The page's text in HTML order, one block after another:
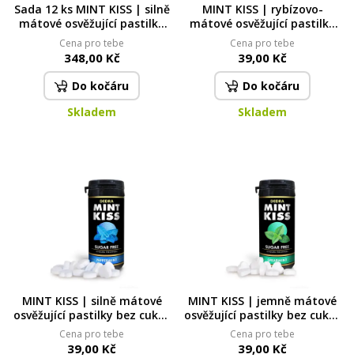
Sada 12 ks MINT KISS | silně
mátové osvěžující pastilky
bez cukru peppermint | 28 g
x 12
Cena pro tebe
348,00 Kč
Do kočáru
Skladem
MINT KISS | rybízovo-
mátové osvěžující pastilky
bez cukru cassis mint | 28 g
Cena pro tebe
39,00 Kč
Do kočáru
Skladem
MINT KISS | silně mátové
osvěžující pastilky bez cukru
peppermint | 28 g
Cena pro tebe
39,00 Kč
MINT KISS | jemně mátové
osvěžující pastilky bez cukru
| spearmint | 28 g
Cena pro tebe
39,00 Kč